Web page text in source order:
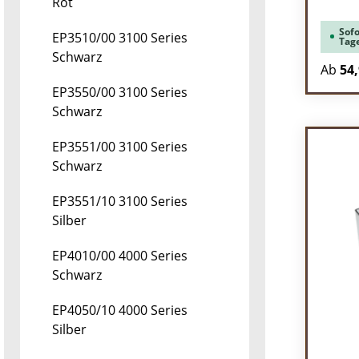
EP3510/00 3100 Series
Schwarz
EP3550/00 3100 Series
Schwarz
EP3551/00 3100 Series
Schwarz
EP3551/10 3100 Series
Silber
EP4010/00 4000 Series
Schwarz
EP4050/10 4000 Series
Silber
Ab